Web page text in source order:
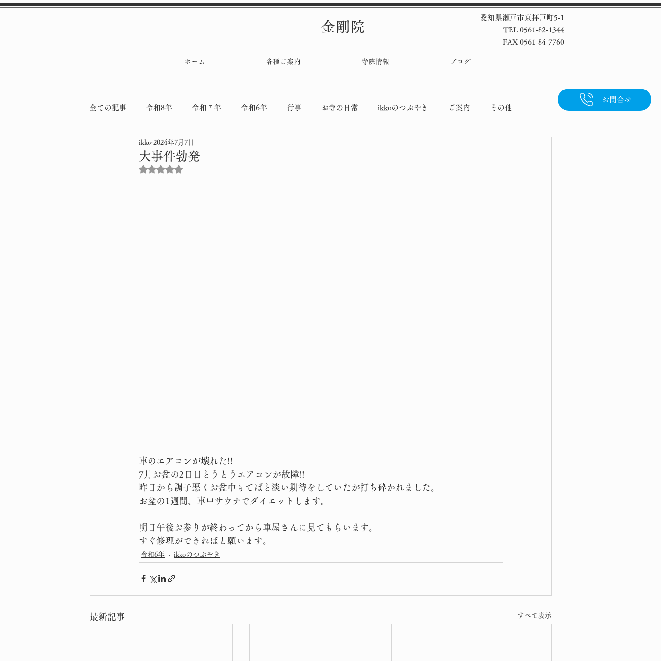
お問合せ
金剛院
愛知県瀬戸市東拝戸町5-1
TEL 0561-82-1344
FAX 0561-84-7760
ホーム 各種ご案内 寺院情報 ブログ
全ての記事 令和8年 令和７年 令和6年 行事 お寺の日常 ikkoのつぶやき ご案内 その他
令和4年
大事件勃発
ikko 2024年7月7日
5つ星のうちNaNと評価されています。
車のエアコンが壊れた!!
7月お盆の2日目とうとうエアコンが故障!!
昨日から調子悪くお盆中もてばと淡い期待をしていたが打ち砕かれました。
お盆の1週間、車中サウナでダイエットします。
明日午後お参りが終わってから車屋さんに見てもらいます。
すぐ修理ができればと願います。
令和6年 ikkoのつぶやき
最新記事 すべて表示